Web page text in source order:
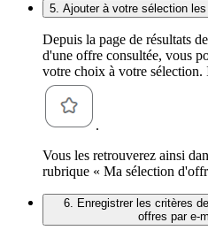
5. Ajouter à votre sélection
Depuis la page de résultats
d'une offre consultée, vous
votre choix à votre
.
Vous les retrouverez ainsi
rubrique « Ma sélection
6. Enregistrer les critères
offres par e-